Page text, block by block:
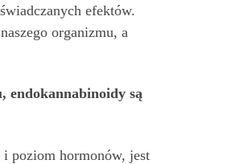
efektów.
organizmu, a
endokannabinoidy są
poziom hormonów, jest